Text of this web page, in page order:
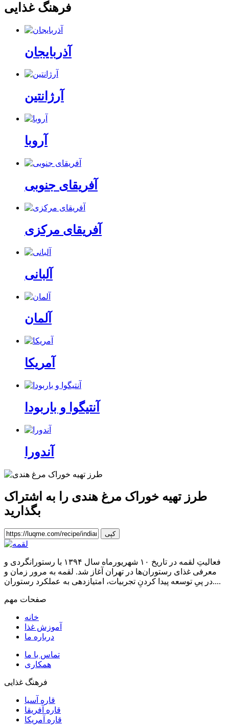
فرهنگ غذایی
آذربایجان
آرژانتین
آروبا
آفریقای جنوبی
آفریقای مرکزی
آلبانی
آلمان
آمریکا
آنتیگوا و باربودا
آندورا
طرز تهیه خوراک مرغ هندی را به اشتراک
بگذارید
کپی
فعالیتِ لقمه در تاریخ ۱۰ شهریورماه سال ۱۳۹۴ با رستورانگردی و
معرفی غذای رستوران‌ها در تهران آغاز شد. لقمه به مرور زمان و
در پیِ توسعه پیدا کردنِ تجربیات، امتیازدهی به عملکرد رستوران....
صفحات مهم
خانه
آموزش غذا
درباره ما
تماس با ما
همکاری
فرهنگ غذایی
قاره آسیا
قاره آفریقا
قاره آمریکا